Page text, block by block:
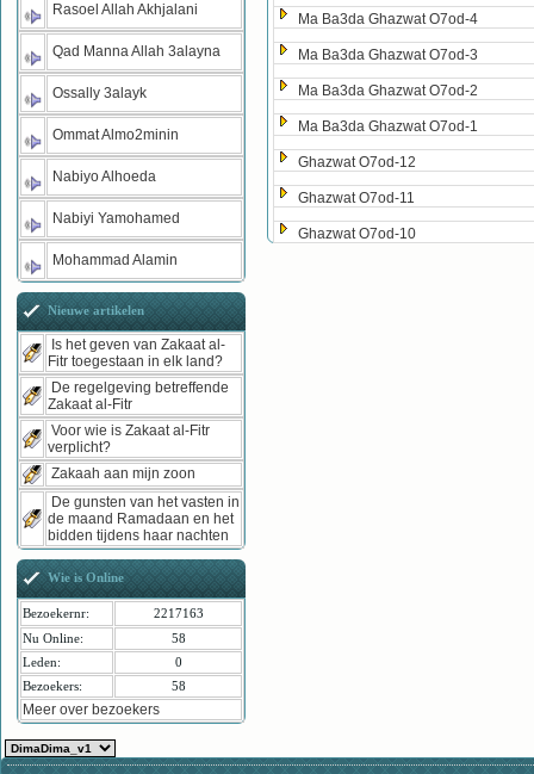
Ma Ba3da Ghazwat O7od-4
Ma Ba3da Ghazwat O7od-3
Ma Ba3da Ghazwat O7od-2
Ma Ba3da Ghazwat O7od-1
Ghazwat O7od-12
Ghazwat O7od-11
Ghazwat O7od-10
Rasoel Allah Akhjalani
Qad Manna Allah 3alayna
Ossally 3alayk
Ommat Almo2minin
Nabiyo Alhoeda
Nabiyi Yamohamed
Mohammad Alamin
Nieuwe artikelen
Is het geven van Zakaat al-
Fitr toegestaan in elk land?
De regelgeving betreffende
Zakaat al-Fitr
Voor wie is Zakaat al-Fitr
verplicht?
Zakaah aan mijn zoon
De gunsten van het vasten in
de maand Ramadaan en het
bidden tijdens haar nachten
Wie is Online
Bezoekernr:
2217163
Nu Online:
58
Leden:
0
Bezoekers:
58
Meer over bezoekers